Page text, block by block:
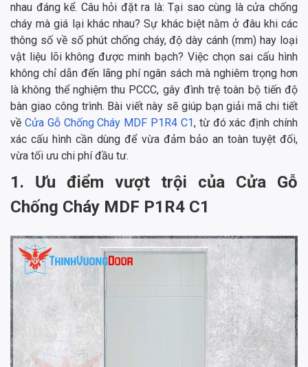
nhau đáng kể. Câu hỏi đặt ra là: Tại sao cùng là cửa chống
cháy mà giá lại khác nhau? Sự khác biệt nằm ở đâu khi các
thông số về số phút chống cháy, độ dày cánh (mm) hay loại
vật liệu lõi không được minh bạch? Việc chọn sai cấu hình
không chỉ dẫn đến lãng phí ngân sách mà nghiêm trọng hơn
là không thể nghiệm thu PCCC, gây đình trệ toàn bộ tiến độ
bàn giao công trình. Bài viết này sẽ giúp bạn giải mã chi tiết
về Cửa Gỗ Chống Cháy MDF P1R4 C1, từ đó xác định chính
xác cấu hình cần dùng để vừa đảm bảo an toàn tuyệt đối,
vừa tối ưu chi phí đầu tư.
1. Ưu điểm vượt trội của Cửa Gỗ
Chống Cháy MDF P1R4 C1